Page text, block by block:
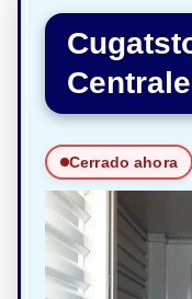
Cerrado ahora